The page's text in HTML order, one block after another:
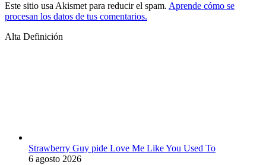
Este sitio usa Akismet para reducir el spam. Aprende cómo se
procesan los datos de tus comentarios.
Alta Definición
Strawberry Guy pide Love Me Like You Used To
6 agosto 2026